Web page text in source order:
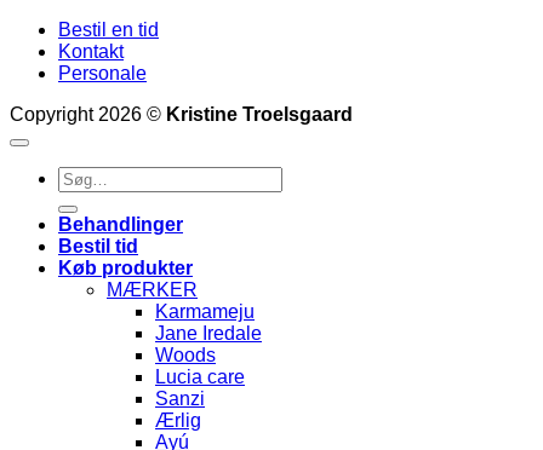
Bestil en tid
Kontakt
Personale
Copyright 2026 © Kristine Troelsgaard
Søg
efter:
Behandlinger
Bestil tid
Køb produkter
MÆRKER
Karmameju
Jane Iredale
Woods
Lucia care
Sanzi
Ærlig
Ayú